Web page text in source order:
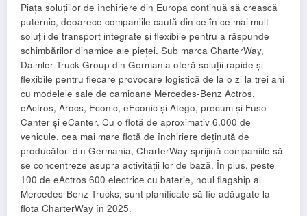
Piața soluțiilor de închiriere din Europa continuă să crească
puternic, deoarece companiile caută din ce în ce mai mult
soluții de transport integrate și flexibile pentru a răspunde
schimbărilor dinamice ale pieței. Sub marca CharterWay,
Daimler Truck Group din Germania oferă soluții rapide și
flexibile pentru fiecare provocare logistică de la o zi la trei ani
cu modelele sale de camioane Mercedes-Benz Actros,
eActros, Arocs, Econic, eEconic și Atego, precum și Fuso
Canter și eCanter. Cu o flotă de aproximativ 6.000 de
vehicule, cea mai mare flotă de închiriere deținută de
producători din Germania, CharterWay sprijină companiile să
se concentreze asupra activității lor de bază. În plus, peste
100 de eActros 600 electrice cu baterie, noul flagship al
Mercedes-Benz Trucks, sunt planificate să fie adăugate la
flota CharterWay în 2025.